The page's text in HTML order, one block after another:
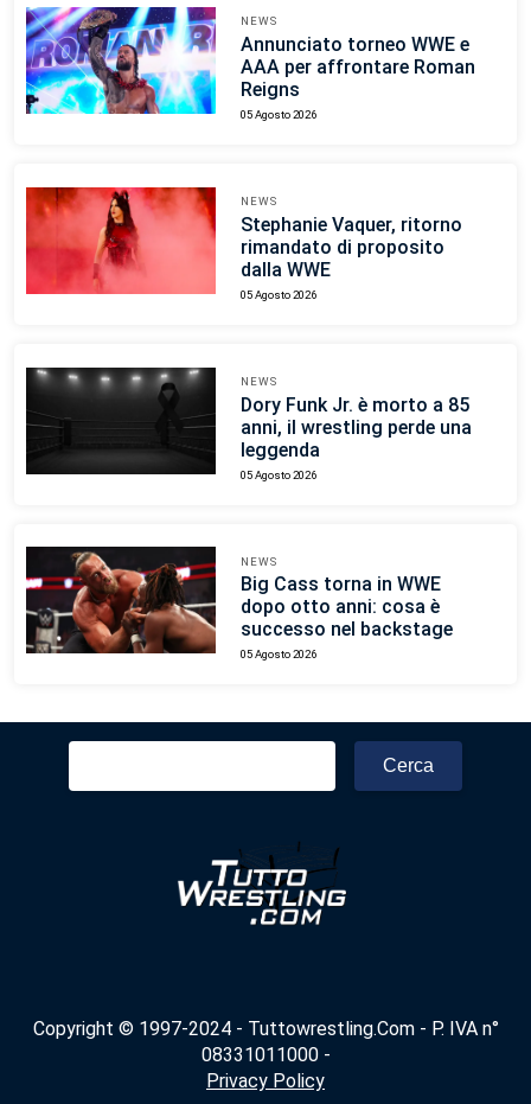
NEWS
Annunciato torneo WWE e
AAA per affrontare Roman
Reigns
05 Agosto 2026
NEWS
Stephanie Vaquer, ritorno
rimandato di proposito
dalla WWE
05 Agosto 2026
NEWS
Dory Funk Jr. è morto a 85
anni, il wrestling perde una
leggenda
05 Agosto 2026
NEWS
Big Cass torna in WWE
dopo otto anni: cosa è
successo nel backstage
05 Agosto 2026
Copyright © 1997-2024 - Tuttowrestling.Com - P. IVA n°
08331011000 -
Privacy Policy